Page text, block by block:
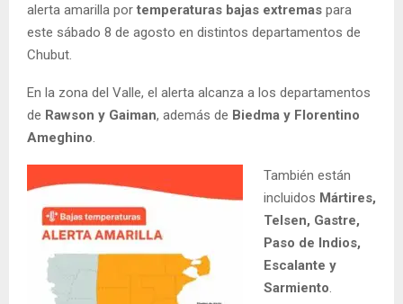
alerta amarilla por temperaturas bajas extremas para
este sábado 8 de agosto en distintos departamentos de
Chubut.
En la zona del Valle, el alerta alcanza a los departamentos
de Rawson y Gaiman, además de Biedma y Florentino
Ameghino.
También están
incluidos Mártires,
Telsen, Gastre,
Paso de Indios,
Escalante y
Sarmiento.